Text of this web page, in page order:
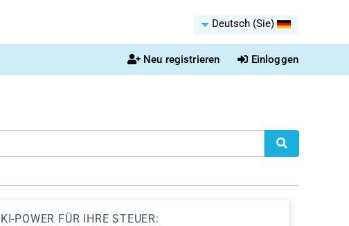
Deutsch (Sie)
Neu registrieren Einloggen
KI-POWER FÜR IHRE STEUER: